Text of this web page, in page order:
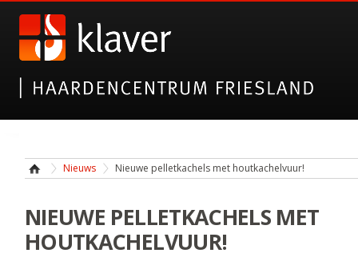
Nieuws Nieuwe pelletkachels met houtkachelvuur!
NIEUWE PELLETKACHELS MET
HOUTKACHELVUUR!